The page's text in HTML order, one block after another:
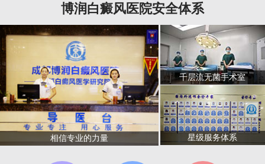
博润白癜风医院安全体系
相信专业的力量
千层流无菌手术室
星级服务体系